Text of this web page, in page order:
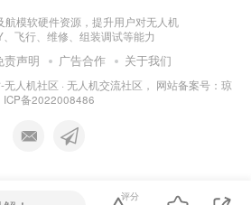
航模软硬件资源，提升用户对无人机
、飞行、维修、组装调试等能力
责声明 广告合作 关于我们
人机社区 · 无人机交流社区， 网站备案号： 琼
ICP备2022008486
评分